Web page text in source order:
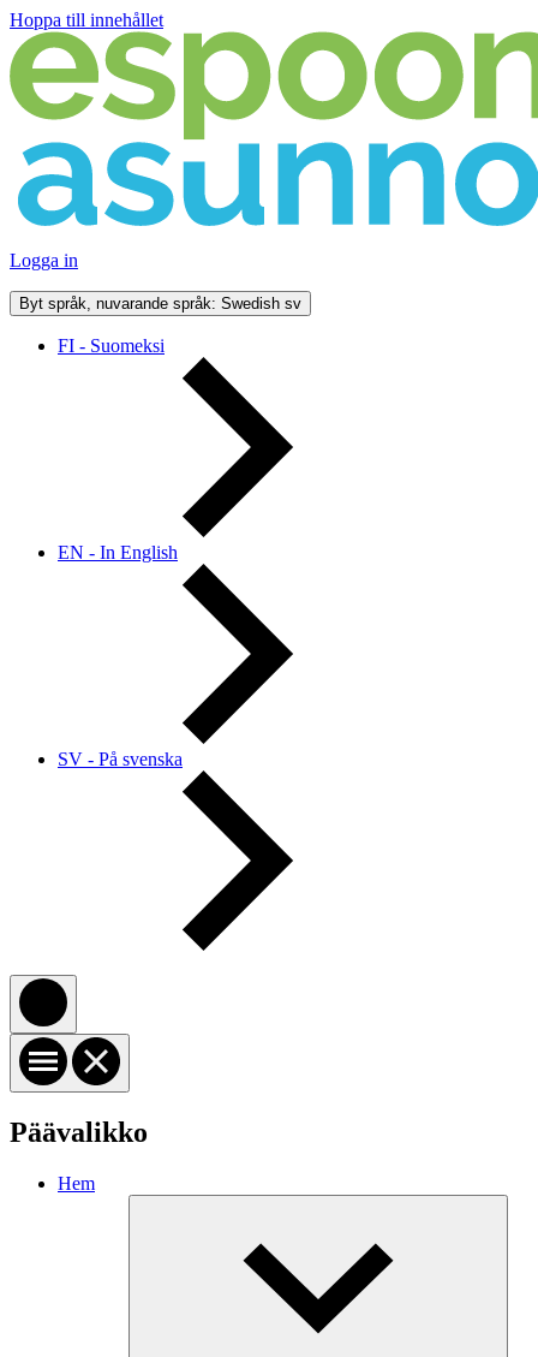
Hoppa till innehållet
Logga in
Byt språk, nuvarande språk: Swedish sv
FI - Suomeksi
EN - In English
SV - På svenska
Päävalikko
Hem